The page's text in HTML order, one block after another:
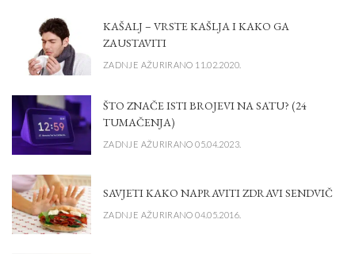
KAŠALJ – VRSTE KAŠLJA I KAKO GA
ZAUSTAVITI
ZADNJE AŽURIRANO 11.02.2020.
ŠTO ZNAČE ISTI BROJEVI NA SATU? (24
TUMAČENJA)
ZADNJE AŽURIRANO 05.04.2023.
SAVJETI KAKO NAPRAVITI ZDRAVI SENDVIČ
ZADNJE AŽURIRANO 04.05.2016.